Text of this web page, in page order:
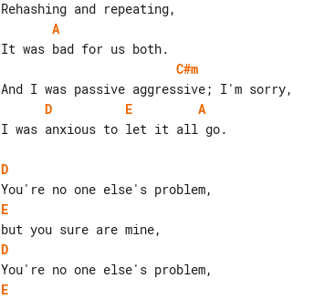
A
C#m
D
E
A
I was anxious to let it all go.
D
E
D
E